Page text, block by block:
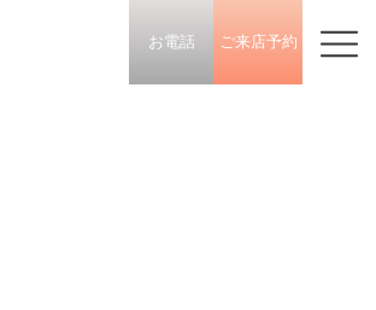
お電話 ご来店予約